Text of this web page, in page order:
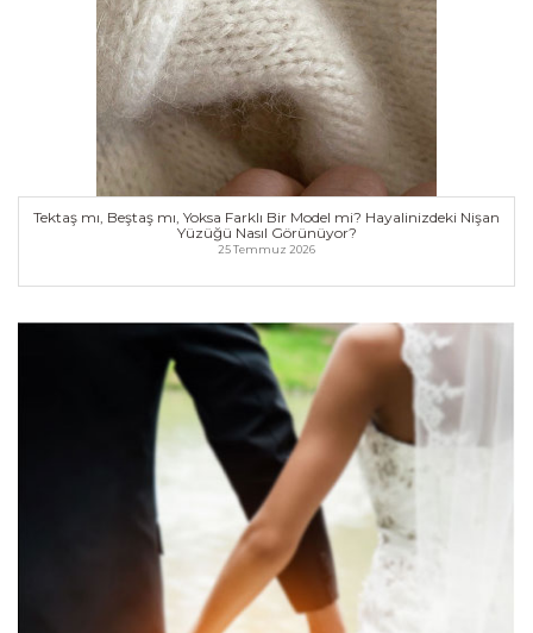
kesimi-yuvarlak-prenses-zumrut-hangi-kesim-size-
daha-cok-hitap-ediyor
Tektaş mı, Beştaş mı, Yoksa Farklı Bir Model mi?
Hayalinizdeki Nişan Yüzüğü Nasıl Görünüyor?
💎 Tektaş mı, Beştaş mı, Yoksa Farklı Bir Model mi?
Hayalinizdeki Nişan Yüzüğü Nasıl Görünüyor? 💍✨
https://www.dugunnotu.com/forum-post/tektas-
mi-bestas-mi-yoksa-farkli-bir-model-mi-
hayalinizdeki-nisan-yuzugu-nasil-gorunuyor
Tektaş mı, Beştaş mı, Yoksa Farklı Bir Model mi?
Hayalinizdeki Nişan Yüzüğü Nasıl Görünüyor?
💎 Tektaş mı, Beştaş mı, Yoksa Farklı Bir Model mi?
Hayalinizdeki Nişan Yüzüğü Nasıl Görünüyor? 💍✨
https://www.dugunnotu.com/forum-post/tektas-
mi-bestas-mi-yoksa-farkli-bir-model-mi-
hayalinizdeki-nisan-yuzugu-nasil-gorunuyor
Tektaş mı, Beştaş mı, Yoksa Farklı Bir Model mi? Hayalinizdeki Nişan
Yüzüğü Nasıl Görünüyor?
25 Temmuz 2026